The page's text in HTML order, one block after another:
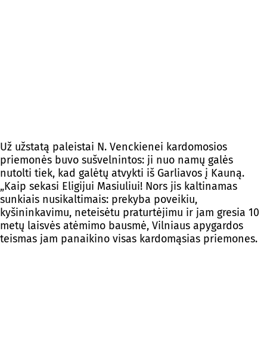
Už užstatą paleistai N. Venckienei kardomosios
priemonės buvo sušvelnintos: ji nuo namų galės
nutolti tiek, kad galėtų atvykti iš Garliavos į Kauną.
„Kaip sekasi Eligijui Masiuliui! Nors jis kaltinamas
sunkiais nusikaltimais: prekyba poveikiu,
kyšininkavimu, neteisėtu praturtėjimu ir jam gresia 10
metų laisvės atėmimo bausmė, Vilniaus apygardos
teismas jam panaikino visas kardomąsias priemones.